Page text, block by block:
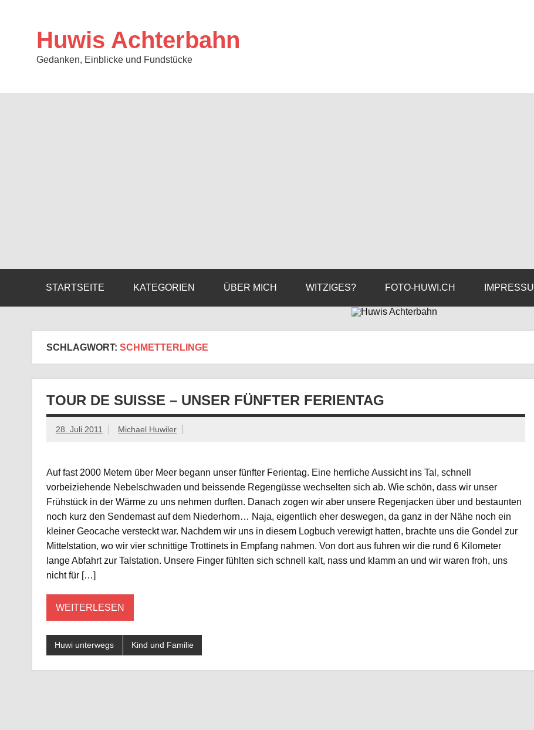
Huwis Achterbahn
Gedanken, Einblicke und Fundstücke
STARTSEITE KATEGORIEN ÜBER MICH WITZIGES? FOTO-HUWI.CH
SCHLAGWORT: SCHMETTERLINGE
TOUR DE SUISSE – UNSER FÜNFTER FERIENTAG
28. Juli 2011 Michael Huwiler
Auf fast 2000 Metern über Meer begann unser fünfter Ferientag. Eine herrliche Aussicht ins Tal, schnell
vorbeiziehende Nebelschwaden und beissende Regengüsse wechselten sich ab. Wie schön, dass wir unser
Frühstück in der Wärme zu uns nehmen durften. Danach zogen wir aber unsere Regenjacken über und bestaunten
noch kurz den Sendemast auf dem Niederhorn… Naja, eigentlich eher deswegen, da ganz in der Nähe noch ein
kleiner Geocache versteckt war. Nachdem wir uns in diesem Logbuch verewigt hatten, brachte uns die Gondel zur
Mittelstation, wo wir vier schnittige Trottinets in Empfang nahmen. Von dort aus fuhren wir die rund 6 Kilometer
lange Abfahrt zur Talstation. Unsere Finger fühlten sich schnell kalt, nass und klamm an und wir waren froh, uns
nicht für […]
WEITERLESEN
Huwi unterwegs Kind und Familie